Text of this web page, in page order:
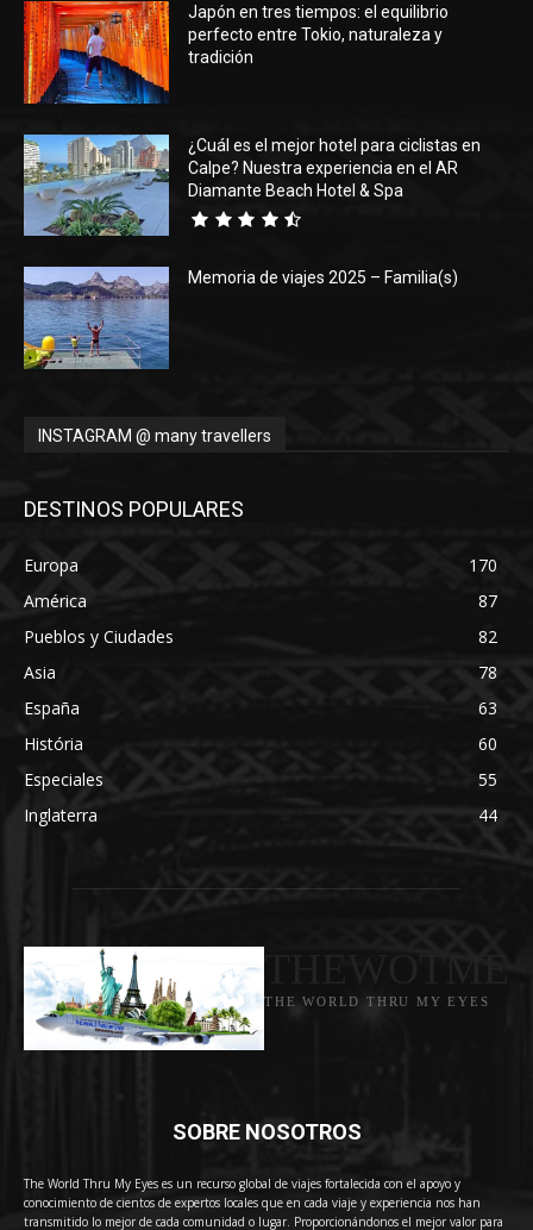
Japón en tres tiempos: el equilibrio
perfecto entre Tokio, naturaleza y
tradición
¿Cuál es el mejor hotel para ciclistas en
Calpe? Nuestra experiencia en el AR
Diamante Beach Hotel & Spa
Memoria de viajes 2025 – Familia(s)
INSTAGRAM @ many travellers
DESTINOS POPULARES
Europa
170
América
87
Pueblos y Ciudades
82
Asia
78
España
63
História
60
Especiales
55
Inglaterra
44
THE WORLD THRU MY EYES
SOBRE NOSOTROS
The World Thru My Eyes es un recurso global de viajes fortalecida con el apoyo y
conocimiento de cientos de expertos locales que en cada viaje y experiencia nos han
transmitido lo mejor de cada comunidad o lugar. Proporcionándonos el mejor valor para